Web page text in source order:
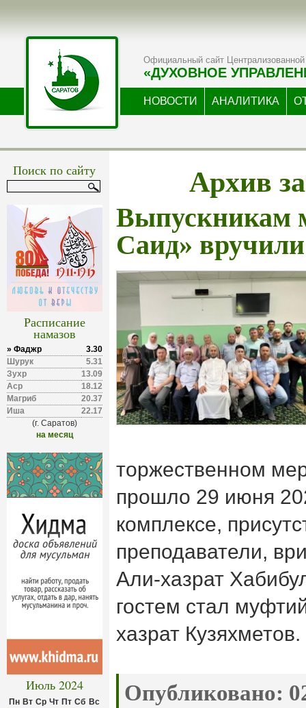
Официальный сайт Централизованной
«ДУХОВНОЕ
НОВОСТИ АНАЛИТИКА
Поиск по сайту
Расписание
намазов
» Фаджр
3.30
Шурук
5.31
Зухр
13.09
Аср
18.12
Магриб
20.37
Иша
22.17
(г. Саратов)
на месяц
Июль 2024
Пн Вт Ср Чт Пт Сб Вс
Архив
Выпускникам
Саид»
торжественном
прошло 29 июня
комплексе,
преподаватели,
Али-хазрат
гостем стал
хазрат Кузяхметов.
Опубликовано: